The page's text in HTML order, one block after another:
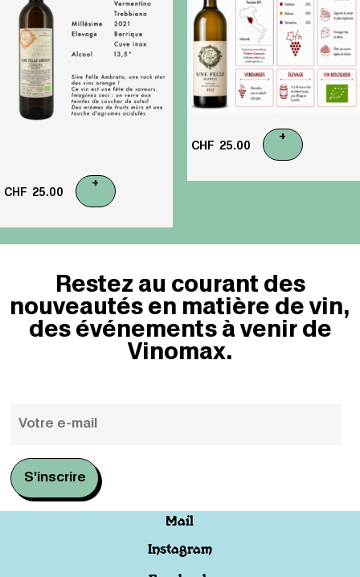
CHF 25.00
+
CHF 25.00
+
Restez au courant des
nouveautés en matière de vin,
des événements à venir de
Vinomax.
Mail
Instagram